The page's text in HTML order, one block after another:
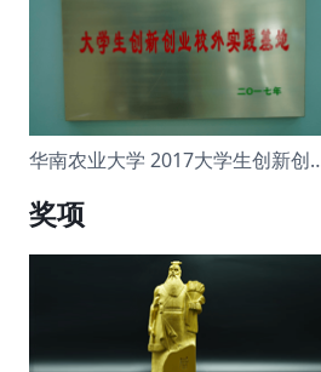
华南农业大学
奖项